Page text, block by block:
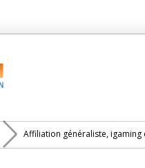
Affiliation généraliste, igaming